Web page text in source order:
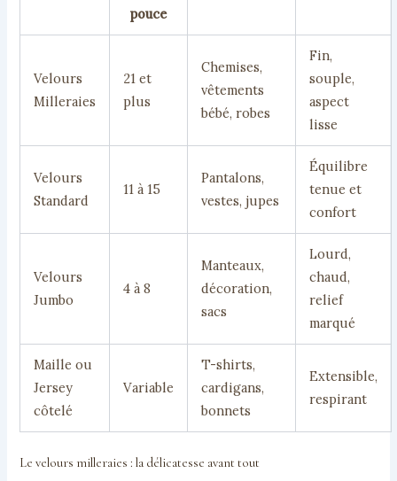
pouce
Velours
Milleraies
21 et
plus
Chemises,
vêtements
bébé, robes
Fin,
souple,
aspect
lisse
Velours
Standard
11 à 15
Pantalons,
vestes, jupes
Équilibre
tenue et
confort
Velours
Jumbo
4 à 8
Manteaux,
décoration,
sacs
Lourd,
chaud,
relief
marqué
Maille ou
Jersey
côtelé
Variable
T-shirts,
cardigans,
bonnets
Extensible,
respirant
Le velours milleraies : la délicatesse avant tout